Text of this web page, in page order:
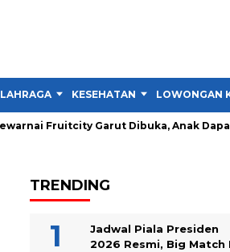
KESEHATAN LOWONGAN
Garut Dibuka, Anak Dapat Main
TRENDING
Jadwal Piala Presiden
2026 Resmi, Big Match